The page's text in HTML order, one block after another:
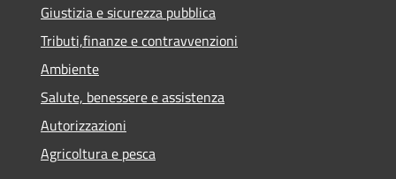
Giustizia e sicurezza pubblica
Tributi,finanze e contravvenzioni
Ambiente
Salute, benessere e assistenza
Autorizzazioni
Agricoltura e pesca